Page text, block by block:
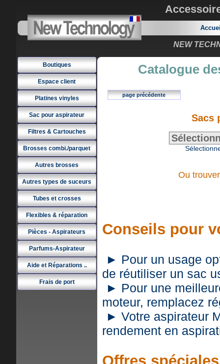
NEW
Boutiques
Espace client
Platines vinyles
Sac pour aspirateur
Filtres & Cartouches
Brosses combi./parquet
Autres brosses
Autres types de suceurs
Tubes et crosses
Flexibles & réparation
Pièces - Aspirateurs
Parfums-Aspirateur
Aide et Réparations ..
Frais de port
Catalogue
page précédente
Sacs
Ou
Conseils pour
► Pour un usage
de réutiliser un sac
► Pour une
moteur, remplacez
► Votre aspirateur
rendement en